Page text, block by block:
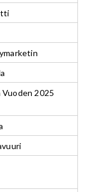
2025